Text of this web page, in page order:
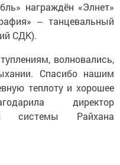
награждён «Элнет»
‒ танцевальный
СДК).
волновались,
Спасибо нашим
теплоту и хорошее
директор
системы Райхана